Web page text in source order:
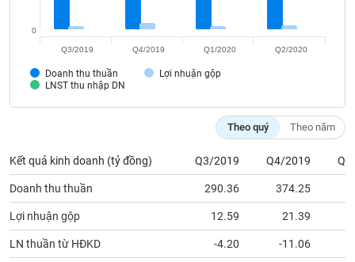
Doanh thu thuần
Lợi nhuận gộp
LNST thu nhập DN
0
Q3/2019 Q4/2019 Q1/2020 Q2/2020
Theo quý Theo năm
Kết quả kinh doanh (tỷ đồng) Q3/2019 Q4/2019
Doanh thu thuần 290.36 374.25
Lợi nhuận gộp 12.59 21.39
LN thuần từ HĐKD -4.20 -11.06
ĐỘNG
SẢN
Mã
khoán
Tất cả Cổ phiếu Chứng chỉ quỹ Chứng
Lãnh
đạo
(-)
Tất cả Người nội bộ Người liên quan Cổ đông lớn